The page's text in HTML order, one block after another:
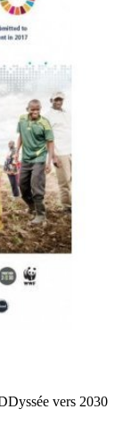
vers 2030